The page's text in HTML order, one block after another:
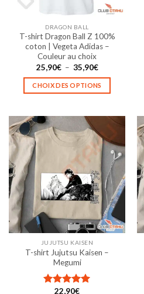
la
page
du
produit
DRAGON BALL
T-shirt Dragon Ball Z 100%
coton | Vegeta Adidas –
Couleur au choix
25,90€ – 35,90€Plage
prix :
25,90€
CHOIX DES OPTIONS
plusieurs
variations.
Les
options
peuvent
être
sur
la
page
JUJUTSU KAISEN
T-shirt Jujutsu Kaisen –
Megumi
22,90€